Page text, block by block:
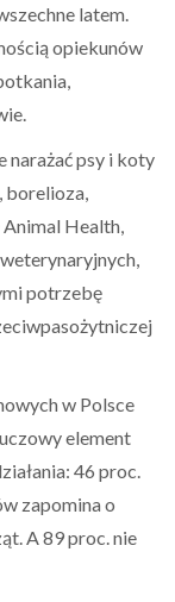
latem.
opiekunów
narażać psy i koty
borelioza,
Health,
potrzebę
w Polsce
element
46 proc.
zapomina o
A 89 proc. nie